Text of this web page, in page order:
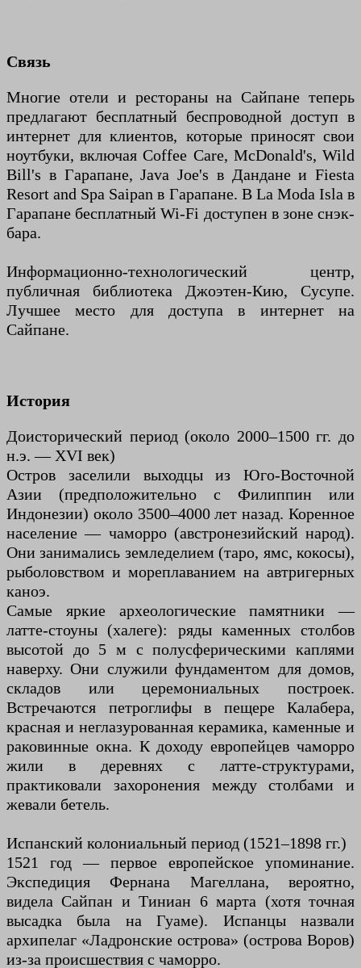
Связь
Многие отели и рестораны на Сайпане теперь
предлагают бесплатный беспроводной доступ в
интернет для клиентов, которые приносят свои
ноутбуки, включая Coffee Care, McDonald's, Wild
Bill's в Гарапане, Java Joe's в Дандане и Fiesta
Resort and Spa Saipan в Гарапане. В La Moda Isla в
Гарапане бесплатный Wi-Fi доступен в зоне снэк-
бара.
Информационно-технологический центр,
публичная библиотека Джоэтен-Кию, Сусупе.
Лучшее место для доступа в интернет на
Сайпане.
История
Доисторический период (около 2000–1500 гг. до
н.э. — XVI век)
Остров заселили выходцы из Юго-Восточной
Азии (предположительно с Филиппин или
Индонезии) около 3500–4000 лет назад. Коренное
население — чаморро (австронезийский народ).
Они занимались земледелием (таро, ямс, кокосы),
рыболовством и мореплаванием на автригерных
каноэ.
Самые яркие археологические памятники —
латте-стоуны (халеге): ряды каменных столбов
высотой до 5 м с полусферическими каплями
наверху. Они служили фундаментом для домов,
складов или церемониальных построек.
Встречаются петроглифы в пещере Калабера,
красная и неглазурованная керамика, каменные и
раковинные окна. К доходу европейцев чаморро
жили в деревнях с латте-структурами,
практиковали захоронения между столбами и
жевали бетель.
Испанский колониальный период (1521–1898 гг.)
1521 год — первое европейское упоминание.
Экспедиция Фернана Магеллана, вероятно,
видела Сайпан и Тиниан 6 марта (хотя точная
высадка была на Гуаме). Испанцы назвали
архипелаг «Ладронские острова» (острова Воров)
из-за происшествия с чаморро.